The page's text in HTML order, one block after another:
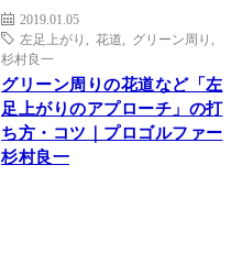
2019.01.05
左足上がり
花道 グリーン周り
杉村良一
グリーン周りの花道など「左
足上がりのアプローチ」の打
ち方・コツ｜プロゴルファー
杉村良一